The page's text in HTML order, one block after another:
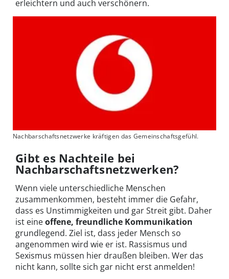
erleichtern und auch verschönern.
Nachbarschaftsnetzwerke kräftigen das Gemeinschaftsgefühl.
Gibt es Nachteile bei
Nachbarschaftsnetzwerken?
Wenn viele unterschiedliche Menschen
zusammenkommen, besteht immer die Gefahr,
dass es Unstimmigkeiten und gar Streit gibt. Daher
ist eineoffene, freundliche Kommunikation
grundlegend. Ziel ist, dass jeder Mensch so
angenommen wird wie er ist. Rassismus und
Sexismus müssen hier draußen bleiben. Wer das
nicht kann, sollte sich gar nicht erst anmelden!